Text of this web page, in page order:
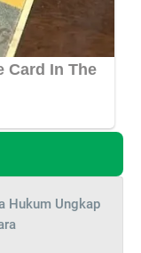
Hukum Ungkap